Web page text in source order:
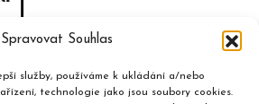
Spravovat Souhlas
služby, používáme k ukládání a/nebo
technologie jako jsou soubory cookies.